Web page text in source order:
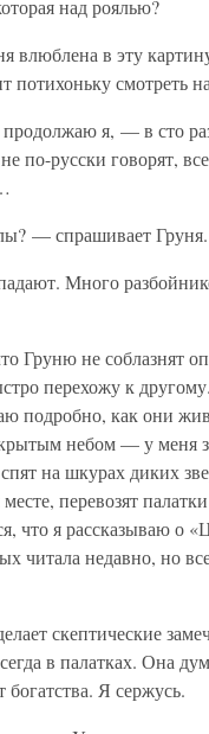
над роялью?
влюблена в эту
потихоньку смотреть
я, — в сто
по-русски говорят,
— спрашивает Груня.
Много
Груню не соблазнят
перехожу к
подробно, как они
небом — у меня
на шкурах диких
перевозят
что я рассказываю о
читала недавно, но
скептические
в палатках. Она
богатства. Я сержусь.